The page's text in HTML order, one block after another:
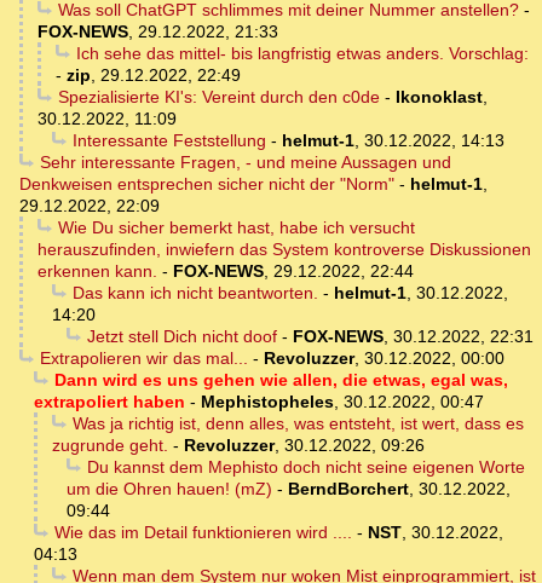
Was soll ChatGPT schlimmes mit deiner Nummer anstellen?-
FOX-NEWS, 29.12.2022, 21:33
Ich sehe das mittel- bis langfristig etwas anders. Vorschlag:
- zip, 29.12.2022, 22:49
Spezialisierte KI's: Vereint durch den c0de- Ikonoklast,
30.12.2022, 11:09
Interessante Feststellung - helmut-1, 30.12.2022, 14:13
Sehr interessante Fragen, - und meine Aussagen und
Denkweisen entsprechen sicher nicht der "Norm" - helmut-1,
29.12.2022, 22:09
Wie Du sicher bemerkt hast, habe ich versucht
herauszufinden, inwiefern das System kontroverse Diskussionen
erkennen kann. - FOX-NEWS, 29.12.2022, 22:44
Das kann ich nicht beantworten. - helmut-1, 30.12.2022,
14:20
Jetzt stell Dich nicht doof- FOX-NEWS, 30.12.2022, 22:31
Extrapolieren wir das mal... - Revoluzzer, 30.12.2022, 00:00
Dann wird es uns gehen wie allen, die etwas, egal was,
extrapoliert haben - Mephistopheles, 30.12.2022, 00:47
Was ja richtig ist, denn alles, was entsteht, ist wert, dass es
zugrunde geht. - Revoluzzer, 30.12.2022, 09:26
Du kannst dem Mephisto doch nicht seine eigenen Worte
um die Ohren hauen! (mZ) - BerndBorchert, 30.12.2022,
09:44
Wie das im Detail funktionieren wird .... - NST, 30.12.2022,
04:13
Wenn man dem System nur woken Mist einprogrammiert, ist